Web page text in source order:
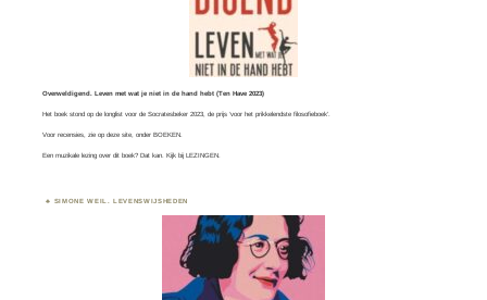
Overweldigend. Leven met wat je niet in de hand hebt (Ten Have 2023)
Het boek stond op de longlist voor deSocratesbeker 2023, de prijs ‘voor het prikkelendste filosofieboek’.
Voor recensies, zie op deze site, onderBOEKEN
Een muzikale lezing over dit boek? Dat kan. Kijk bijLEZINGEN.
SIMONE WEIL. LEVENSWIJSHEDEN